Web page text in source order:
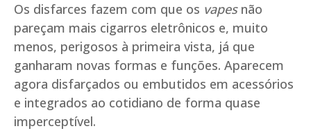
Os disfarces fazem com que os vapesnão
pareçam mais cigarros eletrônicos e, muito
menos, perigosos à primeira vista, já que
ganharam novas formas e funções. Aparecem
agora disfarçados ou embutidos em acessórios
e integrados ao cotidiano de forma quase
imperceptível.